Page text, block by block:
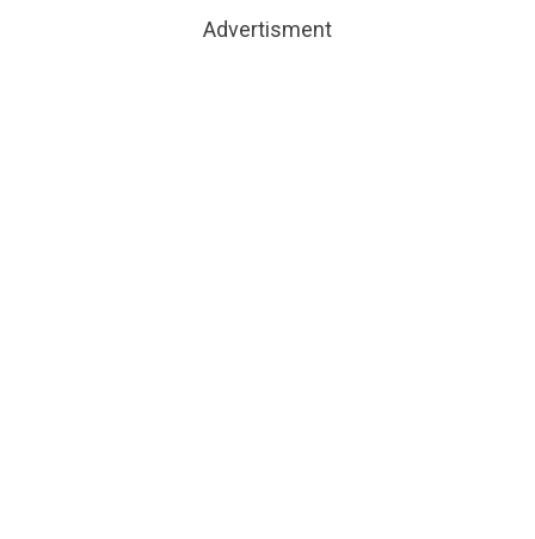
Advertisment